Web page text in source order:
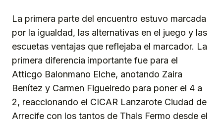
La primera parte del encuentro estuvo marcada
por la igualdad, las alternativas en el juego y las
escuetas ventajas que reflejaba el marcador. La
primera diferencia importante fue para el
Atticgo Balonmano Elche, anotando Zaira
Benítez y Carmen Figueiredo para poner el 4 a
2, reaccionando el CICAR Lanzarote Ciudad de
Arrecife con los tantos de Thais Fermo desde el